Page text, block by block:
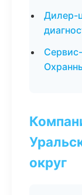
Дилер-
округ